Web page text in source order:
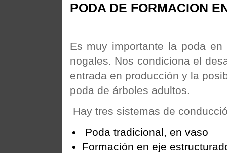
PODA DE FORMACION
Es muy importante la poda
nogales. Nos condiciona el
entrada en producción y la
poda de árboles adultos.
Hay tres sistemas de
Poda tradicional, en vaso
Formación en eje